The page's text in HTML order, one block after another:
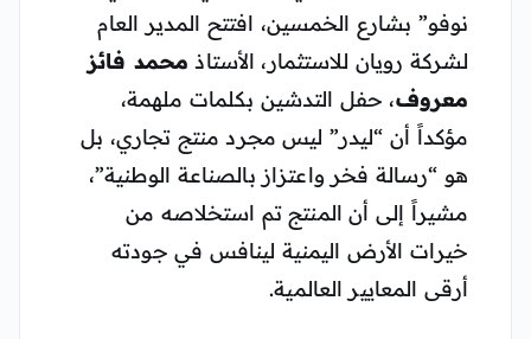
نوفو” بشارع الخمسين، افتتح المدير العام
لشركة رويان للاستثمار، الأستاذ محمد فائز
معروف، حفل التدشين بكلمات ملهمة،
مؤكداً أن “ليدر” ليس مجرد منتج تجاري، بل
هو “رسالة فخر واعتزاز بالصناعة الوطنية”،
مشيراً إلى أن المنتج تم استخلاصه من
خيرات الأرض اليمنية لينافس في جودته
أرقى المعايير العالمية.